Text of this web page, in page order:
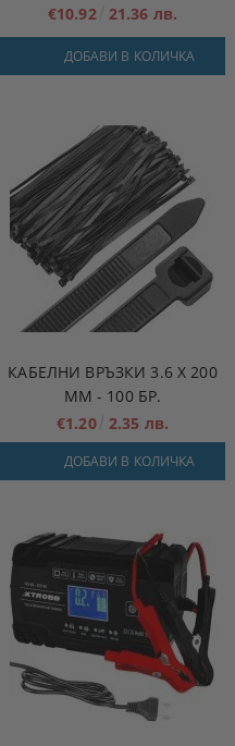
€10.92 21.36 лв.
ДОБАВИ В КОЛИЧКА
КАБЕЛНИ ВРЪЗКИ 3.6 X 200
MM - 100 БР.
€1.20 2.35 лв.
ДОБАВИ В КОЛИЧКА